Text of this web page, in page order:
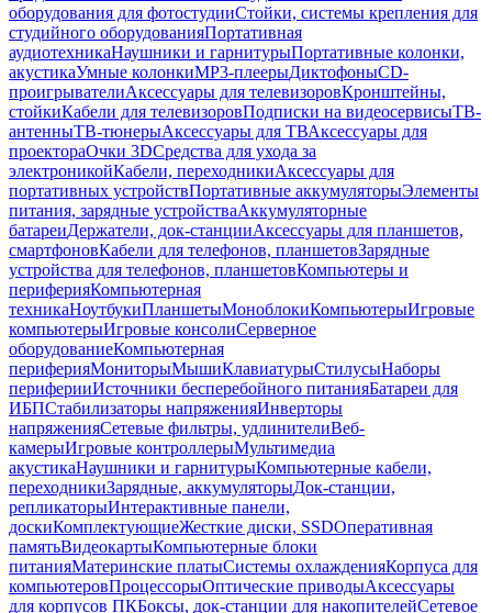
оборудования для фотостудииСтойки, системы крепления для
студийного оборудованияПортативная
аудиотехникаНаушники и гарнитурыПортативные колонки,
акустикаУмные колонкиMP3-плеерыДиктофоныCD-
проигрывателиАксессуары для телевизоровКронштейны,
стойкиКабели для телевизоровПодписки на видеосервисыТВ-
антенныТВ-тюнерыАксессуары для ТВАксессуары для
проектораОчки 3DСредства для ухода за
электроникойКабели, переходникиАксессуары для
портативных устройствПортативные аккумуляторыЭлементы
питания, зарядные устройстваАккумуляторные
батареиДержатели, док-станцииАксессуары для планшетов,
смартфоновКабели для телефонов, планшетовЗарядные
устройства для телефонов, планшетовКомпьютеры и
периферияКомпьютерная
техникаНоутбукиПланшетыМоноблокиКомпьютерыИгровые
компьютерыИгровые консолиСерверное
оборудованиеКомпьютерная
периферияМониторыМышиКлавиатурыСтилусыНаборы
периферииИсточники бесперебойного питанияБатареи для
ИБПСтабилизаторы напряженияИнверторы
напряженияСетевые фильтры, удлинителиВеб-
камерыИгровые контроллерыМультимедиа
акустикаНаушники и гарнитурыКомпьютерные кабели,
переходникиЗарядные, аккумуляторыДок-станции,
репликаторыИнтерактивные панели,
доскиКомплектующиеЖесткие диски, SSDОперативная
памятьВидеокартыКомпьютерные блоки
питанияМатеринские платыСистемы охлажденияКорпуса для
компьютеровПроцессорыОптические приводыАксессуары
для корпусов ПКБоксы, док-станции для накопителейСетевое